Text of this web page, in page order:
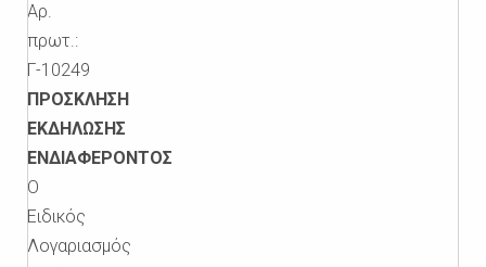
Αρ.
πρωτ.:
Γ-10249
ΠΡΟΣΚΛΗΣΗ
ΕΚΔΗΛΩΣΗΣ
ΕΝΔΙΑΦΕΡΟΝΤΟΣ
Ο
Ειδικός
Λογαριασμός